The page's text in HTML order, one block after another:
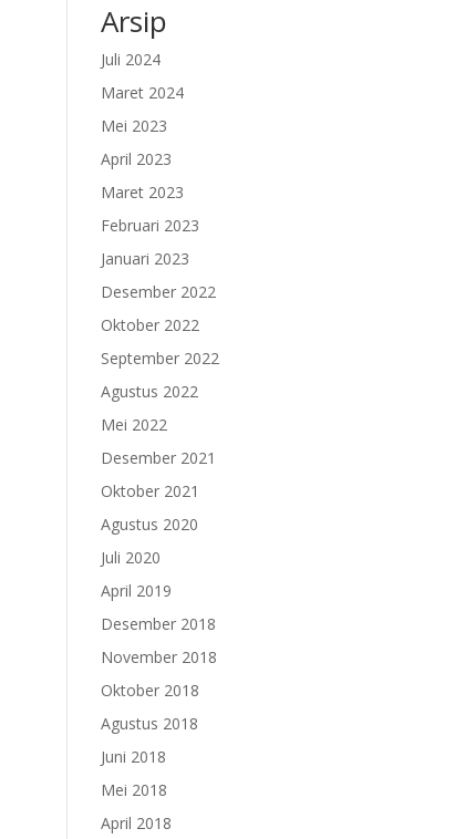
Arsip
Juli 2024
Maret 2024
Mei 2023
April 2023
Maret 2023
Februari 2023
Januari 2023
Desember 2022
Oktober 2022
September 2022
Agustus 2022
Mei 2022
Desember 2021
Oktober 2021
Agustus 2020
Juli 2020
April 2019
Desember 2018
November 2018
Oktober 2018
Agustus 2018
Juni 2018
Mei 2018
April 2018